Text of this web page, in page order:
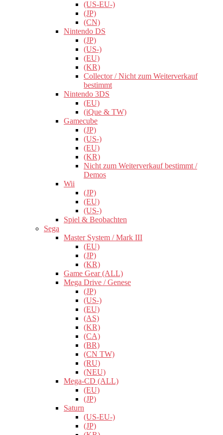
(US-EU-)
(JP)
(CN)
Nintendo DS
(JP)
(US-)
(EU)
(KR)
Collector / Nicht zum Weiterverkauf
bestimmt
Nintendo 3DS
(EU)
(iQue & TW)
Gamecube
(JP)
(US-)
(EU)
(KR)
Nicht zum Weiterverkauf bestimmt /
Demos
Wii
(JP)
(EU)
(US-)
Spiel & Beobachten
Sega
Master System / Mark III
(EU)
(JP)
(KR)
Game Gear (ALL)
Mega Drive / Genese
(JP)
(US-)
(EU)
(AS)
(KR)
(CA)
(BR)
(CN TW)
(RU)
(NEU)
Mega-CD (ALL)
(EU)
(JP)
Saturn
(US-EU-)
(JP)